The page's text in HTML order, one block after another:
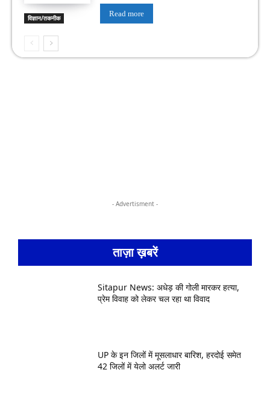
विज्ञान/तकनीक Read more
- Advertisment -
ताज़ा ख़बरें
Sitapur News: अधेड़ की गोली मारकर हत्या,
प्रेम विवाह को लेकर चल रहा था विवाद
UP के इन जिलों में मूसलाधार बारिश, हरदोई समेत
42 जिलों में येलो अलर्ट जारी